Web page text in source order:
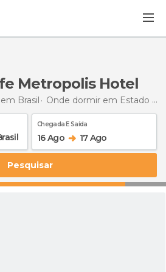
Metropolis Hotel
Brasil Onde dormir em Estado de Pernambuco
Chegada E Saída
16 Ago 17 Ago
Pesquisar